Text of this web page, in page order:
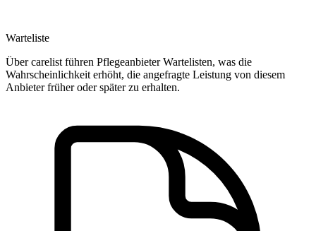
Warteliste
Über carelist führen Pflegeanbieter Wartelisten, was die
Wahrscheinlichkeit erhöht, die angefragte Leistung von diesem
Anbieter früher oder später zu erhalten.